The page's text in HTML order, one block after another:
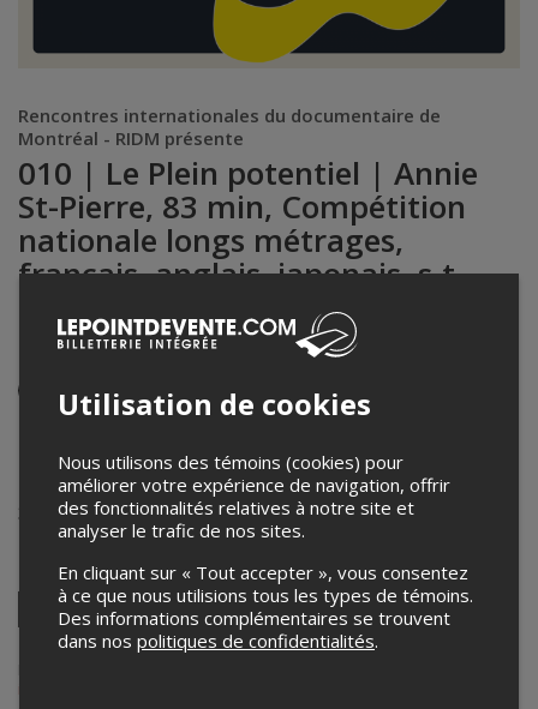
Rencontres internationales du documentaire de
Montréal - RIDM présente
010 | Le Plein potentiel | Annie
St-Pierre, 83 min, Compétition
nationale longs métrages,
français, anglais, japonais, s.t.
français (précédé du court
métrage Awani Na Nokmes?)
Événement en personne
22 novembre 2024
Cinémathèque québecoise - Salle Principale
335 Boul de Maisonneuve E,Montréal,QC,Canada
Partagez cet événement
Facebook
Twitter
Pinterest
Envoyer
par
Utilisation de cookies
Nous utilisons des témoins (cookies) pour
améliorer votre expérience de navigation, offrir
des fonctionnalités relatives à notre site et
analyser le trafic de nos sites.
En cliquant sur « Tout accepter », vous consentez
à ce que nous utilisions tous les types de témoins.
Des informations complémentaires se trouvent
dans nos politiques de confidentialités.